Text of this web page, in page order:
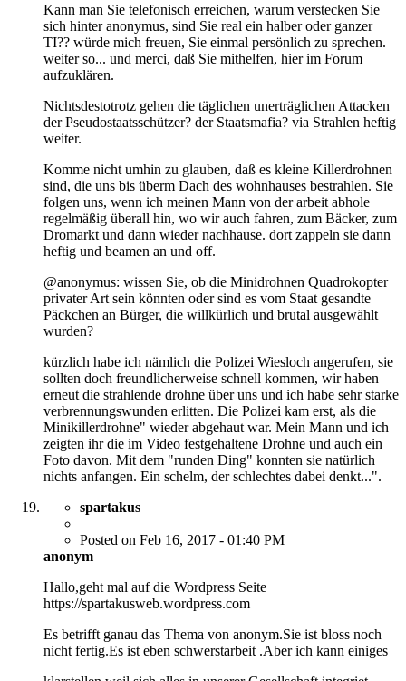
Kann man Sie telefonisch erreichen, warum verstecken Sie
sich hinter anonymus, sind Sie real ein halber oder ganzer
TI?? würde mich freuen, Sie einmal persönlich zu sprechen.
weiter so... und merci, daß Sie mithelfen, hier im Forum
aufzuklären.
Nichtsdestotrotz gehen die täglichen unerträglichen Attacken
der Pseudostaatsschützer? der Staatsmafia? via Strahlen heftig
weiter.
Komme nicht umhin zu glauben, daß es kleine Killerdrohnen
sind, die uns bis überm Dach des wohnhauses bestrahlen. Sie
folgen uns, wenn ich meinen Mann von der arbeit abhole
regelmäßig überall hin, wo wir auch fahren, zum Bäcker, zum
Dromarkt und dann wieder nachhause. dort zappeln sie dann
heftig und beamen an und off.
@anonymus: wissen Sie, ob die Minidrohnen Quadrokopter
privater Art sein könnten oder sind es vom Staat gesandte
Päckchen an Bürger, die willkürlich und brutal ausgewählt
wurden?
kürzlich habe ich nämlich die Polizei Wiesloch angerufen, sie
sollten doch freundlicherweise schnell kommen, wir haben
erneut die strahlende drohne über uns und ich habe sehr starke
verbrennungswunden erlitten. Die Polizei kam erst, als die
Minikillerdrohne" wieder abgehaut war. Mein Mann und ich
zeigten ihr die im Video festgehaltene Drohne und auch ein
Foto davon. Mit dem "runden Ding" konnten sie natürlich
nichts anfangen. Ein schelm, der schlechtes dabei denkt...".
spartakus
Posted on Feb 16, 2017 - 01:40 PM
anonym
Hallo,geht mal auf die Wordpress Seite
https://spartakusweb.wordpress.com
Es betrifft ganau das Thema von anonym.Sie ist bloss noch
nicht fertig.Es ist eben schwerstarbeit .Aber ich kann einiges